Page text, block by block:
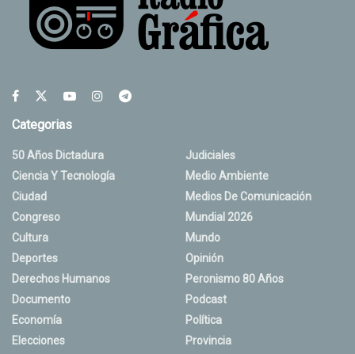
Categorias
50 Años Dictadura
Ciencia Y Tecnología
Ciudad
Congreso
Cultura
Deportes
Derechos Humanos
Documento
Economía
Elecciones
Judiciales
Medio Ambiente
Medios De Comunicación
Mundial 2026
Mundo
Opinión
Peronismo 80 Años
Podcast
Política
Provincia